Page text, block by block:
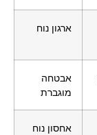
ארגון נוח
אבטחה
מוגברת
אחסון נוח